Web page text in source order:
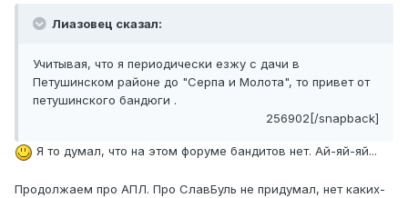
Лиазовец сказал:
Учитывая, что я периодически езжу с дачи в
Петушинском районе до "Серпа и Молота", то привет от
петушинского бандюги .
256902[/snapback]
Я то думал, что на этом форуме бандитов нет. Ай-яй-яй...
Продолжаем про АПЛ. Про СлавБуль не придумал, нет каких-